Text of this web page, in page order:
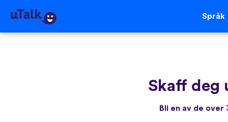
Språk
Skaff deg
Bli en av de